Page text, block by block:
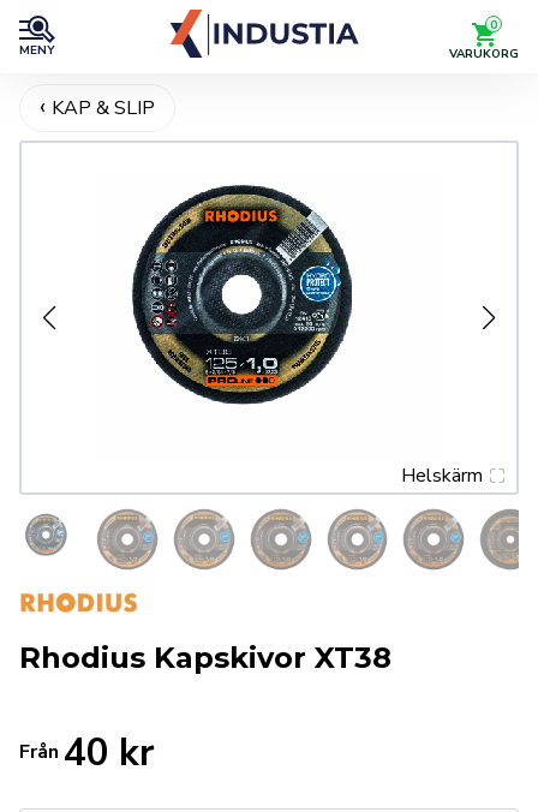
MENY
0
VARUKORG
KAP & SLIP
Helskärm
Rhodius Kapskivor XT38
Från 40 kr